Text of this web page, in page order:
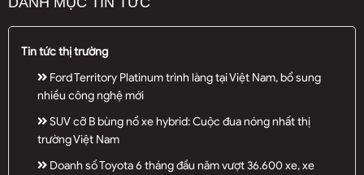
Tin tức thị trường
Ford Territory Platinum trình làng tại Việt Nam, bổ sung
nhiều công nghệ mới
SUV cỡ B bùng nổ xe hybrid: Cuộc đua nóng nhất thị
trường Việt Nam
Doanh số Toyota 6 tháng đầu năm vượt 36.600 xe, xe